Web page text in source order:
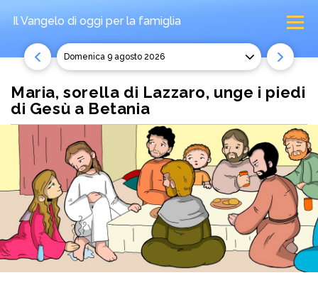
Il Vangelo di oggi per la famiglia
domenica 9 agosto 2026
Maria, sorella di Lazzaro, unge i piedi
di Gesù a Betania